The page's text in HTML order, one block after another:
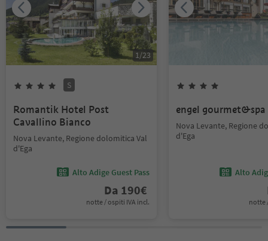
1/23
S
Romantik Hotel Post
Cavallino Bianco
Nova Levante, Regione dolomitica Val
d'Ega
Alto Adige Guest Pass
Da 190€
notte / ospiti IVA incl.
engel gourmet&spa
Nova Levante, Regione
d'Ega
Alto
notte